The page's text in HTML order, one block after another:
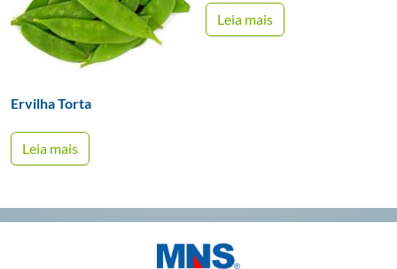
Ervilha Torta
Leia mais
Leia mais